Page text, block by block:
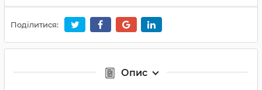
Поділитися:
Опис